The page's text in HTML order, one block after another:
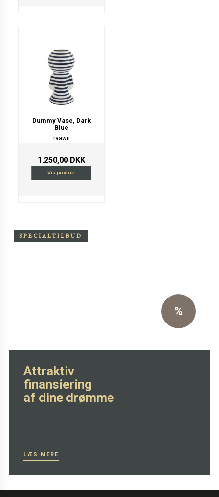
Dummy Vase, Dark
Blue
raawii
1.250,00 DKK
Vis produkt
SPECIALTILBUD
%
Attraktiv
finansiering
af dine drømme
LÆS MERE